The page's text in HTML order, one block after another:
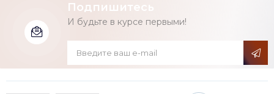
Подпишитесь
И будьте в курсе первыми!